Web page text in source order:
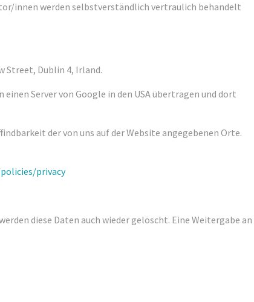
innen werden selbstverständlich vertraulich behandelt
Street, Dublin 4, Irland.
Server von Google in den USA übertragen und dort
der von uns auf der Website angegebenen Orte.
privacy
diese Daten auch wieder gelöscht. Eine Weitergabe an